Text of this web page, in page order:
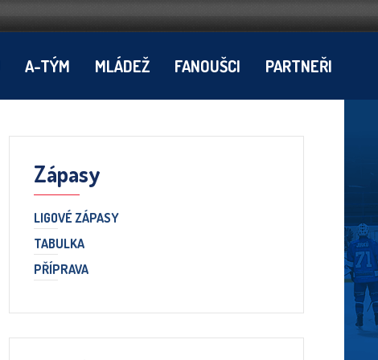
A-TÝM MLÁDEŽ FANOUŠCI PARTNEŘI
Zápasy
LIGOVÉ ZÁPASY
TABULKA
PŘÍPRAVA